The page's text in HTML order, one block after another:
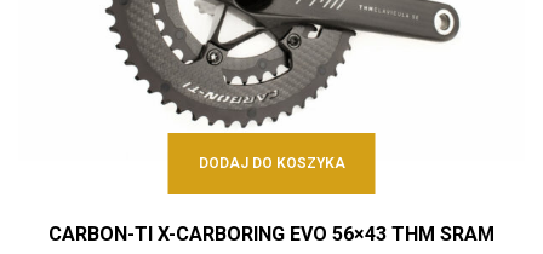
DODAJ DO KOSZYKA
CARBON-TI X-CARBORING EVO 56×43 THM SRAM